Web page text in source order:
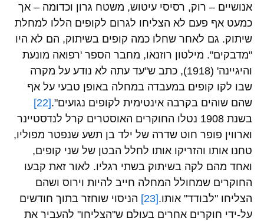
אנושיים – רוק, רסיסי עיטוש, משטח גרון וכדומה – אך
כמעט אף פעם לא הצליחו לגרום לקופים הללו למחלת
שיתוק. גם לאחר שחלו כמה קופים בשיתוק, הם לא היו
"מדבקים". מילטון רוזנאו, מחבר הספר 'רפואה מונעת
והיגיינה' (1918), כתב ש"עד עתה לא נודע על מקרה
שבו לקו קופים במעבדה במחלה באופן טבעי על אף
שהם שוהים בקרבה אינטימית לקופים נגועים".[22]
בשנת 1908 נטלו החוקרים האוסטרים קרל לנדסטיינר
וארווין פופר חוט שדרה של ילד בן תשע שנפטר מפוליו,
טחנו אותו והזריקו אותו לחלל הבטן של שני קופים,
ואחד מהם לקה בשיתוק בשתי רגליו. לאור זאת קבעו
החוקרים שמחולל המחלה חייב להיות וירוס ושהם
הצליחו "לבודד" אותו.[23]
הניסוי שוחזר בתוך חודשים
על-ידי חוקרים אחרים בעולם ש"הצליחו" להעביר את